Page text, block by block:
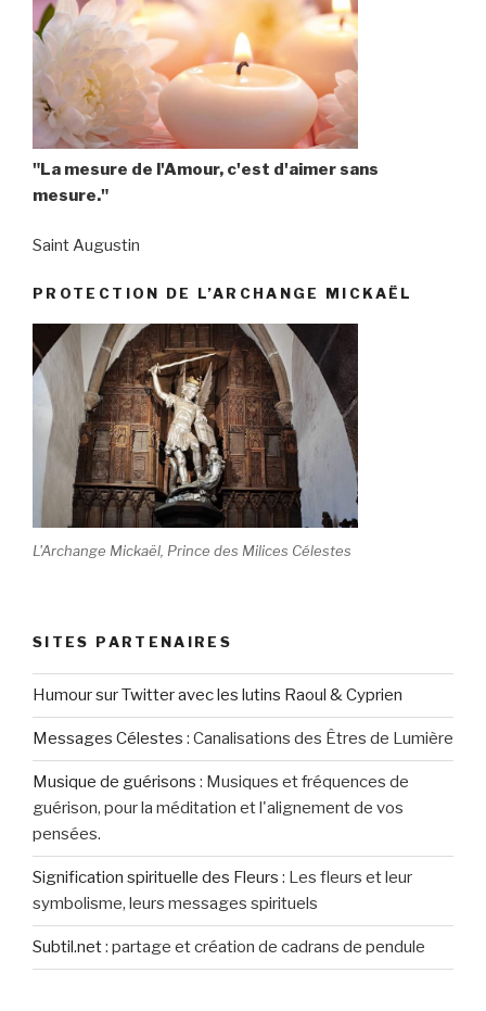
"La mesure de l'Amour, c'est d'aimer sans
mesure."
Saint Augustin
PROTECTION DE L’ARCHANGE MICKAËL
L'Archange Mickaël, Prince des Milices Célestes
SITES PARTENAIRES
Humour sur Twitter avec les lutins Raoul & Cyprien
Messages Célestes : Canalisations des Êtres de Lumière
Musique de guérisons : Musiques et fréquences de
guérison, pour la méditation et l'alignement de vos
pensées.
Signification spirituelle des Fleurs : Les fleurs et leur
symbolisme, leurs messages spirituels
Subtil.net: partage et création de cadrans de pendule